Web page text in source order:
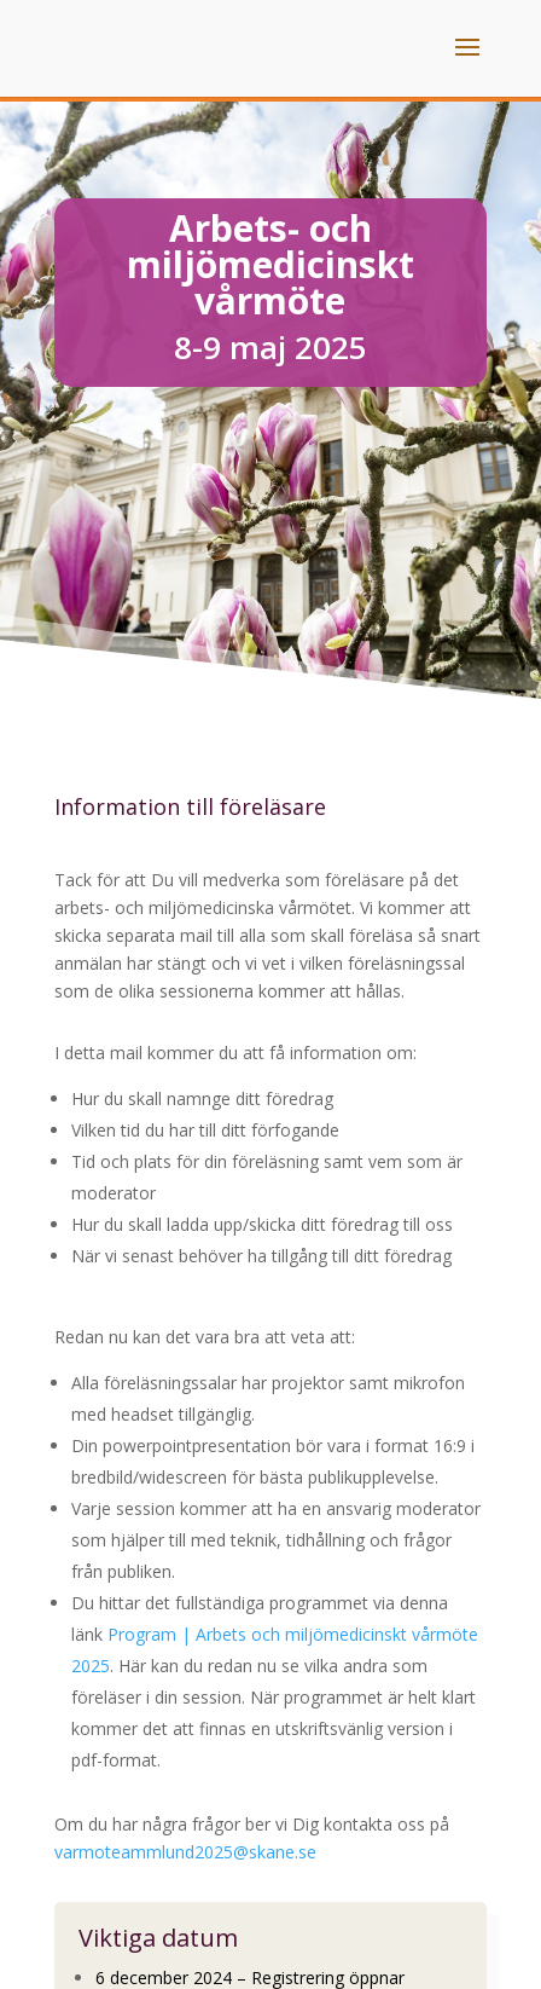
Arbets- och
miljömedicinskt
vårmöte
8-9 maj 2025
Information till föreläsare
Tack för att Du vill medverka som föreläsare på det
arbets- och miljömedicinska vårmötet. Vi kommer att
skicka separata mail till alla som skall föreläsa så snart
anmälan har stängt och vi vet i vilken föreläsningssal
som de olika sessionerna kommer att hållas.
I detta mail kommer du att få information om:
Hur du skall namnge ditt föredrag
Vilken tid du har till ditt förfogande
Tid och plats för din föreläsning samt vem som är
moderator
Hur du skall ladda upp/skicka ditt föredrag till oss
När vi senast behöver ha tillgång till ditt föredrag
Redan nu kan det vara bra att veta att:
Alla föreläsningssalar har projektor samt mikrofon
med headset tillgänglig.
Din powerpointpresentation bör vara i format 16:9 i
bredbild/widescreen för bästa publikupplevelse.
Varje session kommer att ha en ansvarig moderator
som hjälper till med teknik, tidhållning och frågor
från publiken.
Du hittar det fullständiga programmet via denna
länk Program | Arbets och miljömedicinskt vårmöte
2025. Här kan du redan nu se vilka andra som
föreläser i din session. När programmet är helt klart
kommer det att finnas en utskriftsvänlig version i
pdf-format.
Om du har några frågor ber vi Dig kontakta oss på
varmoteammlund2025@skane.se
Viktiga datum
6 december 2024 – Registrering öppnar